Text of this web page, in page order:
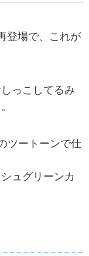
登場で、これが
っこしてるみ
ツートーンで仕
ュグリーンカ